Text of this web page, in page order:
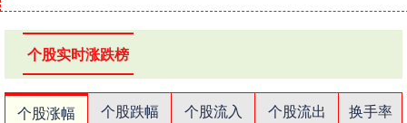
个股实时涨跌榜
个股涨幅 个股跌幅 个股流入 个股流出
换手率